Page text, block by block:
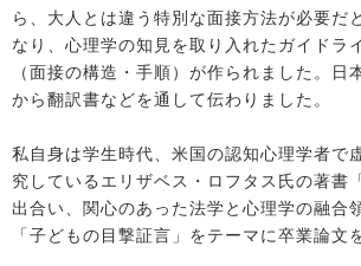
ら、大人とは違う特別な面接方法が必要だ
なり、心理学の知見を取り入れたガイドラ
（面接の構造・手順）が作られました。日
から翻訳書などを通して伝わりました。
私自身は学生時代、米国の認知心理学者で
究しているエリザベス・ロフタス氏の著書
出合い、関心のあった法学と心理学の融合
「子どもの目撃証言」をテーマに卒業論文